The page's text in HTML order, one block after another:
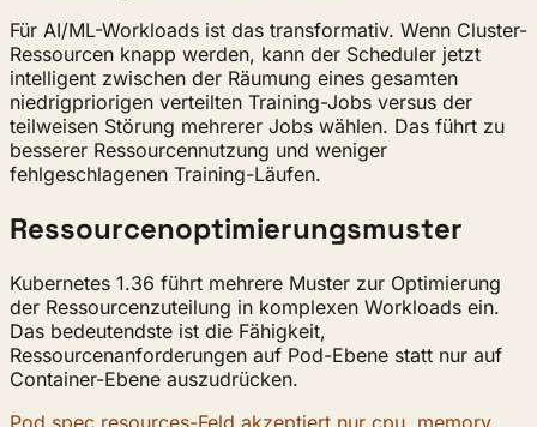
Für AI/ML-Workloads ist das transformativ. Wenn Cluster-
Ressourcen knapp werden, kann der Scheduler jetzt
intelligent zwischen der Räumung eines gesamten
niedrigpriorigen verteilten Training-Jobs versus der
teilweisen Störung mehrerer Jobs wählen. Das führt zu
besserer Ressourcennutzung und weniger
fehlgeschlagenen Training-Läufen.
Ressourcenoptimierungsmuster
Kubernetes 1.36 führt mehrere Muster zur Optimierung
der Ressourcenzuteilung in komplexen Workloads ein.
Das bedeutendste ist die Fähigkeit,
Ressourcenanforderungen auf Pod-Ebene statt nur auf
Container-Ebene auszudrücken.
Pod.spec.resources-Feld akzeptiert nur cpu, memory